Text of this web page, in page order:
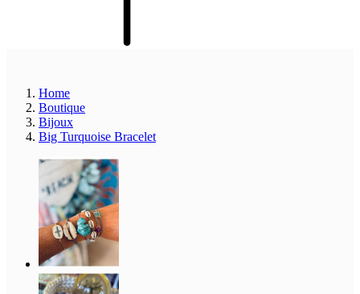
Home
Boutique
Bijoux
Big Turquoise Bracelet